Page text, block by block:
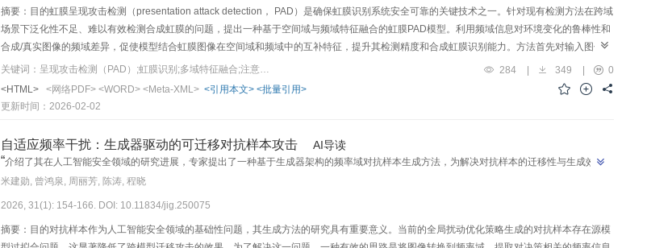
摘要：目的虹膜呈现攻击检测（presentation attack detection， PAD）是确保虹膜识别系统安全可靠的关键技术之一。针对现有检测方法在跨域
场景下泛化性不足、难以有效检测合成虹膜的问题，提出一种基于空间域与频域特征融合的虹膜PAD模型。利用频域信息对环境变化的鲁棒性和
合成/真实图像的频域差异，促使模型结合虹膜图像在空间域和频域中的互补特征，提升其检测精度和合成虹膜识别能力。方法首先对输入图像使
用局部二值模式（local binary pattern， LBP）算法进行处理，生成空间域图像，接着使用离散余弦变换（discrete cosine transform， DCT）
将空间域图像转换为频域图像；然后利用两个EfficientNet_b0作为骨干网络，分别对空间域和频域图像进行特征提取；进一步，通过两个空间通
道融合注意力模块分别融合骨干网络所提取的中、高层特征；最后，在使用二元交叉熵损失函数的基础上，引入三元组损失进行联合训练，以提
LivDet-Iris 2023数据集上，将本文方法与比赛中的冠军方法及多种现有方法进行比较。相比于冠军方法，本文方法的综合检测错误率ACER1和
ACER2分别下降9.32%和3.71%，其中合成虹膜的平均检测错误率APCER下降22.78%，打印虹膜的检测错误率APCER下降6.32%。相比于其
验证所提模块的有效性，结果显示加入频域信息有效提升了模型分类真假虹膜的准确率。结论本文提出的虹膜呈现攻击检测模型有效利用图像的
空间域和频域信息，提高了模型检测各类型虹膜呈现攻击的能力，且表现出更好的泛化性。本文模型和代码在https://github.com/xianyunsun/fre-
iris-pad开放。
关键词：呈现攻击检测（PAD）;虹膜识别;多域特征融合;注意力机制;合成虹膜 284 349
0
<HTML>
<网络PDF> <WORD> <Meta-XML> <引用本文> <批量引用>
更新时间：2026-02-02
自适应频率干扰：生成器驱动的可迁移对抗样本攻击 AI导读
“介绍了其在人工智能安全领域的研究进展，专家提出了一种基于生成器架构的频率域对抗样本生成方法，为解决对抗样本的迁移性与生成效率
问题提供了新的解决方案。”
米建勋, 曾鸿泉, 周丽芳, 陈涛, 程晓
2026, 31(1): 154-166. DOI: 10.11834/jig.250075
摘要：目的对抗样本作为人工智能安全领域的基础性问题，其生成方法的研究具有重要意义。当前的全局扰动优化策略生成的对抗样本存在源模